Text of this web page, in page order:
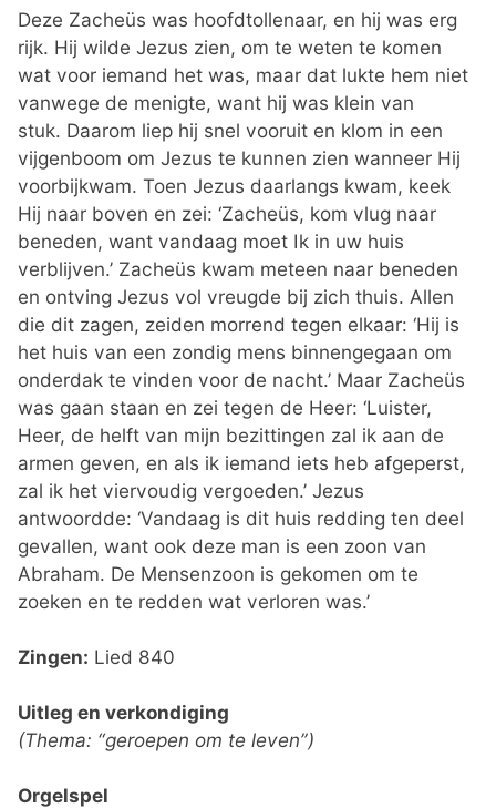
Deze Zacheüs was hoofdtollenaar, en hij was erg
rijk. Hij wilde Jezus zien, om te weten te komen
wat voor iemand het was, maar dat lukte hem niet
vanwege de menigte, want hij was klein van
stuk. Daarom liep hij snel vooruit en klom in een
vijgenboom om Jezus te kunnen zien wanneer Hij
voorbijkwam. Toen Jezus daarlangs kwam, keek
Hij naar boven en zei: ‘Zacheüs, kom vlug naar
beneden, want vandaag moet Ik in uw huis
verblijven.’ Zacheüs kwam meteen naar beneden
en ontving Jezus vol vreugde bij zich thuis. Allen
die dit zagen, zeiden morrend tegen elkaar: ‘Hij is
het huis van een zondig mens binnengegaan om
onderdak te vinden voor de nacht.’ Maar Zacheüs
was gaan staan en zei tegen de Heer: ‘Luister,
Heer, de helft van mijn bezittingen zal ik aan de
armen geven, en als ik iemand iets heb afgeperst,
zal ik het viervoudig vergoeden.’ Jezus
antwoordde: ‘Vandaag is dit huis redding ten deel
gevallen, want ook deze man is een zoon van
Abraham. De Mensenzoon is gekomen om te
zoeken en te redden wat verloren was.’
Zingen: Lied 840
Uitleg en verkondiging
(Thema: “geroepen om te leven”)
Orgelspel